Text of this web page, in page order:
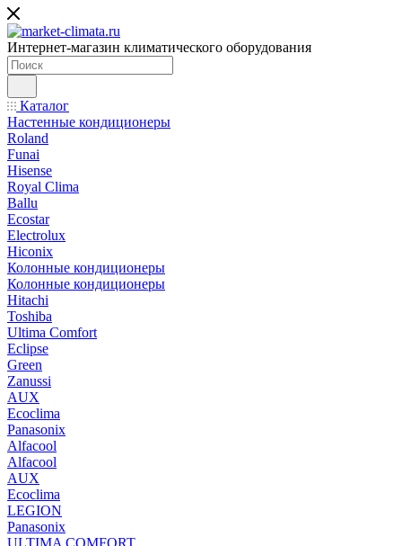
Интернет-магазин климатического оборудования
Каталог
Настенные кондиционеры
Roland
Funai
Hisense
Royal Clima
Ballu
Ecostar
Electrolux
Hiconix
Колонные кондиционеры
Колонные кондиционеры
Hitachi
Toshiba
Ultima Comfort
Eclipse
Green
Zanussi
AUX
Ecoclima
Panasonix
Alfacool
Alfacool
AUX
Ecoclima
LEGION
Panasonix
ULTIMA COMFORT